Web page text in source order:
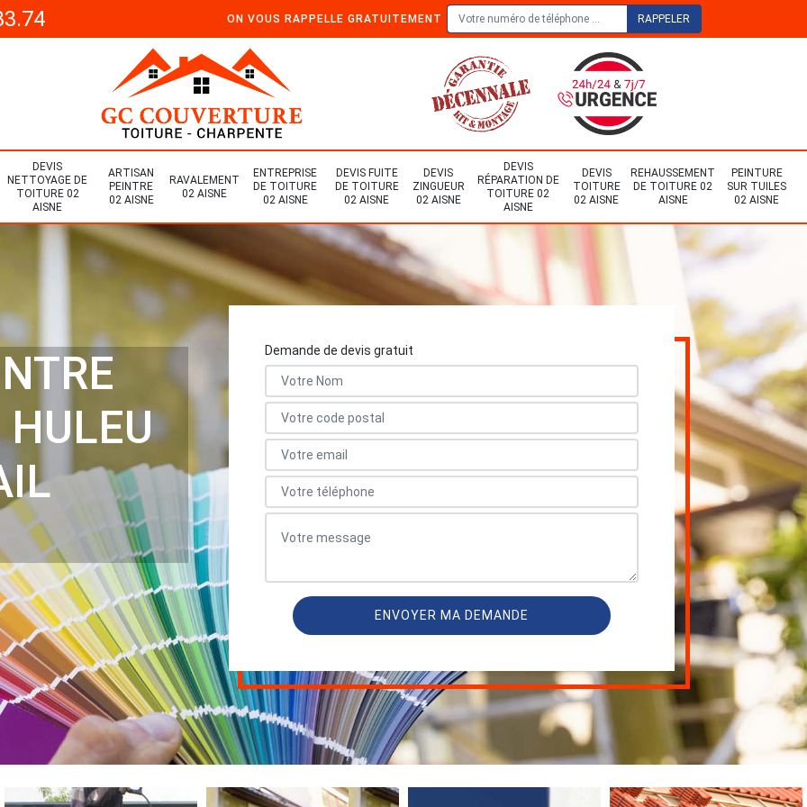
ON VOUS RAPPELLE GRATUITEMENT
DEVIS
NETTOYAGE DE
TOITURE 02
AISNE
ARTISAN
PEINTRE
02 AISNE
RAVALEMENT
02 AISNE
ENTREPRISE
DE TOITURE
02 AISNE
DEVIS FUITE
DE TOITURE
02 AISNE
DEVIS
ZINGUEUR
02 AISNE
DEVIS
RÉPARATION DE
TOITURE 02
AISNE
DEVIS
TOITURE
02 AISNE
REHAUSSEMENT
DE TOITURE 02
AISNE
PEINTURE
SUR TUILES
02 AISNE
HULEU
Demande de devis gratuit